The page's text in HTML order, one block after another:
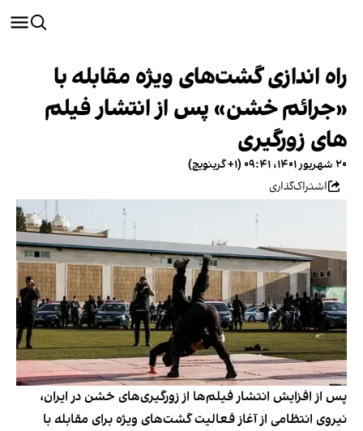
راه اندازی گشت‌های ویژه مقابله با
«‌جرائم خشن» پس از انتشار فیلم
های زورگیری
۲۰ شهریور ۱۴۰۱، ۰۹:۴۱ (‎+۱ گرینویچ)
اشتراک‌گذاری
پس از افزایش انتشار فیلم‌ها از زورگیری‌های خشن در ایران،
نیروی انتظامی از آغاز فعالیت گشت‌های ویژه برای مقابله با